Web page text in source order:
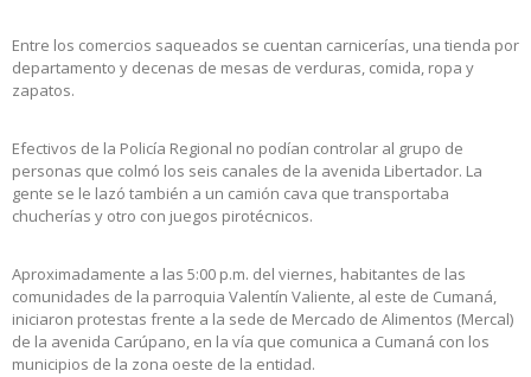
Entre los comercios saqueados se cuentan carnicerías, una tienda por
departamento y decenas de mesas de verduras, comida, ropa y
zapatos.
Efectivos de la Policía Regional no podían controlar al grupo de
personas que colmó los seis canales de la avenida Libertador. La
gente se le lazó también a un camión cava que transportaba
chucherías y otro con juegos pirotécnicos.
Aproximadamente a las 5:00 p.m. del viernes, habitantes de las
comunidades de la parroquia Valentín Valiente, al este de Cumaná,
iniciaron protestas frente a la sede de Mercado de Alimentos (Mercal)
de la avenida Carúpano, en la vía que comunica a Cumaná con los
municipios de la zona oeste de la entidad.